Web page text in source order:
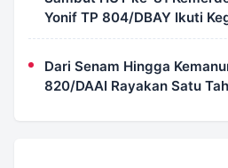
Yonif TP 804/DBAY Ikuti
Dari Senam Hingga
820/DAAI Rayakan Satu